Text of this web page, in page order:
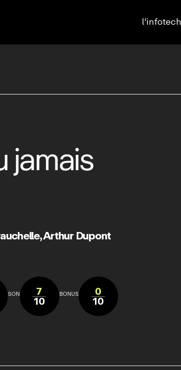
l'infotech
jamais
,Arthur Dupont
SON 7
10 BONUS 0
10